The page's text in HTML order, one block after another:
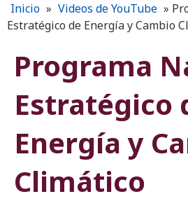
Inicio » Videos de YouTube »
Estratégico de Energía y Cambio
Programa
Estratégico
Energía y
Climático